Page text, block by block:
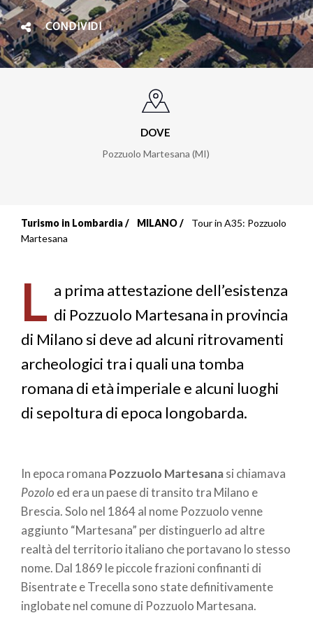
CONDIVIDI
DOVE
Pozzuolo Martesana (MI)
Briciole
pane
Turismo in Lombardia MILANO
Tour in A35: Pozzuolo
Martesana
L a prima attestazione dell’esistenza
di Pozzuolo Martesana in provincia
di Milano si deve ad alcuni ritrovamenti
archeologici tra i quali una tomba
romana di età imperiale e alcuni luoghi
di sepoltura di epoca longobarda.
In epoca romana Pozzuolo Martesanasi chiamava
Pozolo ed era un paese di transito tra Milano e
Brescia. Solo nel 1864 al nome Pozzuolo venne
aggiunto “Martesana” per distinguerlo ad altre
realtà del territorio italiano che portavano lo stesso
nome. Dal 1869 le piccole frazioni confinanti di
Bisentrate e Trecella sono state definitivamente
inglobate nel comune di Pozzuolo Martesana.